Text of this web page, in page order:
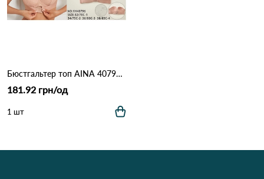
Бюстгальтер топ AINA 40796 Різні кольори
181.92 грн/од
1 шт